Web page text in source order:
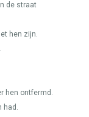
de straat
hen zijn.
hen ontfermd.
had.